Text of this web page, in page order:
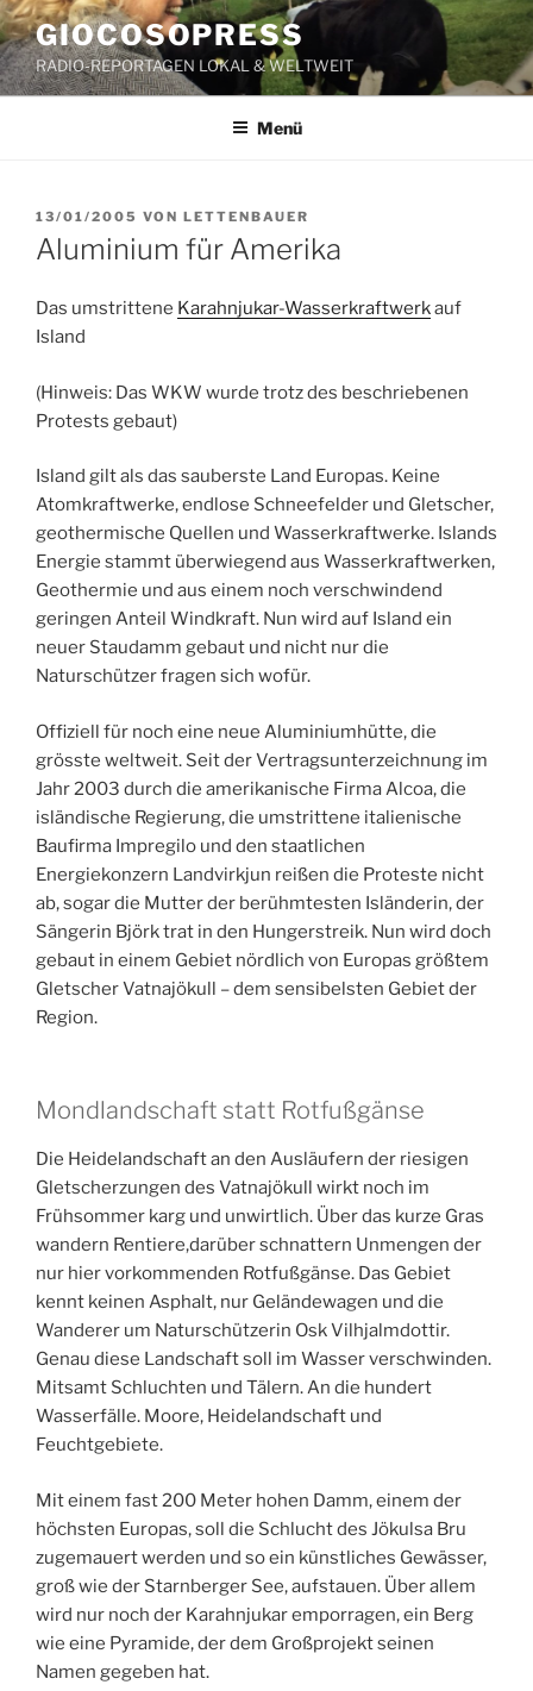
Zum
Inhalt
springen
GIOCOSOPRESS
RADIO-REPORTAGEN LOKAL & WELTWEIT
Menü
VERÖFFENTLICHT
AM
13/01/2005 VON LETTENBAUER
Aluminium für Amerika
Das umstrittene Karahnjukar-Wasserkraftwerkauf
Island
(Hinweis: Das WKW wurde trotz des beschriebenen
Protests gebaut)
Island gilt als das sauberste Land Europas. Keine
Atomkraftwerke, endlose Schneefelder und Gletscher,
geothermische Quellen und Wasserkraftwerke. Islands
Energie stammt überwiegend aus Wasserkraftwerken,
Geothermie und aus einem noch verschwindend
geringen Anteil Windkraft. Nun wird auf Island ein
neuer Staudamm gebaut und nicht nur die
Naturschützer fragen sich wofür.
Offiziell für noch eine neue Aluminiumhütte, die
grösste weltweit. Seit der Vertragsunterzeichnung im
Jahr 2003 durch die amerikanische Firma Alcoa, die
isländische Regierung, die umstrittene italienische
Baufirma Impregilo und den staatlichen
Energiekonzern Landvirkjun reißen die Proteste nicht
ab, sogar die Mutter der berühmtesten Isländerin, der
Sängerin Björk trat in den Hungerstreik. Nun wird doch
gebaut in einem Gebiet nördlich von Europas größtem
Gletscher Vatnajökull – dem sensibelsten Gebiet der
Region.
Mondlandschaft statt Rotfußgänse
Die Heidelandschaft an den Ausläufern der riesigen
Gletscherzungen des Vatnajökull wirkt noch im
Frühsommer karg und unwirtlich. Über das kurze Gras
wandern Rentiere,darüber schnattern Unmengen der
nur hier vorkommenden Rotfußgänse. Das Gebiet
kennt keinen Asphalt, nur Geländewagen und die
Wanderer um Naturschützerin Osk Vilhjalmdottir.
Genau diese Landschaft soll im Wasser verschwinden.
Mitsamt Schluchten und Tälern. An die hundert
Wasserfälle. Moore, Heidelandschaft und
Feuchtgebiete.
Mit einem fast 200 Meter hohen Damm, einem der
höchsten Europas, soll die Schlucht des Jökulsa Bru
zugemauert werden und so ein künstliches Gewässer,
groß wie der Starnberger See, aufstauen. Über allem
wird nur noch der Karahnjukar emporragen, ein Berg
wie eine Pyramide, der dem Großprojekt seinen
Namen gegeben hat.